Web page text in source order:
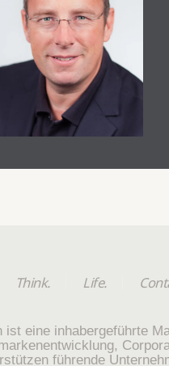
Think. Life.
ist eine inhabergeführte
führende